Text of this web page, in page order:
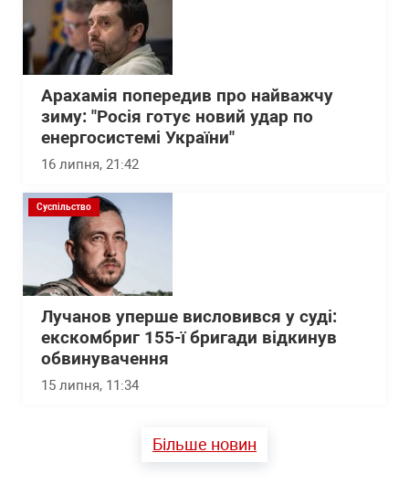
Арахамія попередив про найважчу
зиму: "Росія готує новий удар по
енергосистемі України"
16 липня, 21:42
Суспільство
Лучанов уперше висловився у суді:
екскомбриг 155-ї бригади відкинув
обвинувачення
15 липня, 11:34
Більше новин